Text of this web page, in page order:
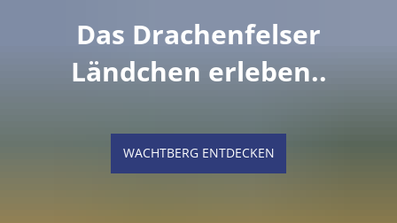
Das Drachenfelser
Ländchen erleben..
WACHTBERG ENTDECKEN